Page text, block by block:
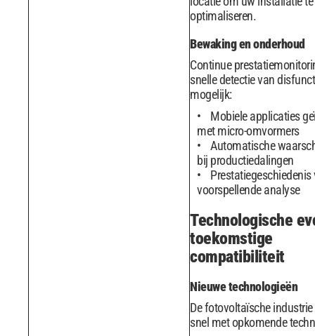
optimaliseren.
Bewaking en onderhoud
Continue
snelle detectie van
mogelijk:
Mobiele applicaties
met micro-omvormers
Automatische
bij productiedalingen
Prestatiegeschiedenis
voorspellende analyse
Technologische
toekomstige
compatibiliteit
Nieuwe technologieën
De fotovoltaïsche industrie
snel met opkomende